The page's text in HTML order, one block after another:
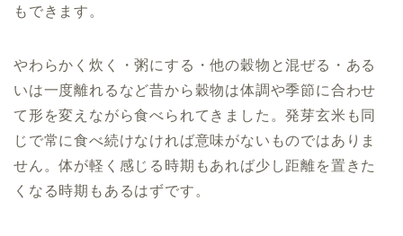
もできます。
やわらかく炊く・粥にする・他の穀物と混ぜる・ある
いは一度離れるなど昔から穀物は体調や季節に合わせ
て形を変えながら食べられてきました。発芽玄米も同
じで常に食べ続けなければ意味がないものではありま
せん。体が軽く感じる時期もあれば少し距離を置きた
くなる時期もあるはずです。